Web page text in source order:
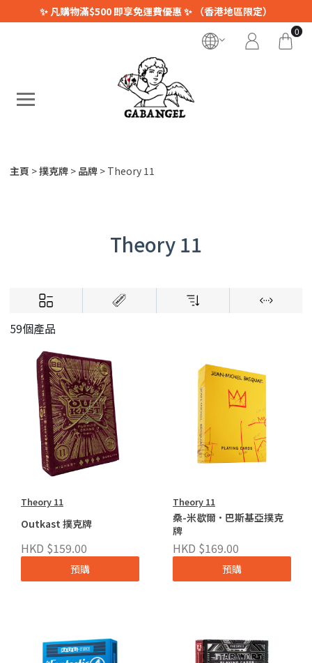
✨ 凡購物滿$500 即享免運費優惠 ✨ （香港地區限定）
0
主頁 撲克牌 品牌 Theory 11
Theory 11
59個產品
Theory 11
Outkast 撲克牌
HKD $159.00
預購
Theory 11
桑-米歇爾·巴斯基亞撲克
牌
HKD $169.00
預購